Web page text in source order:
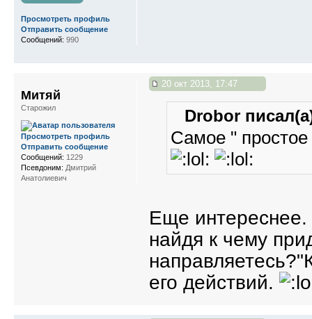
Просмотреть профиль
Отправить сообщение
Сообщений: 990
20 окт 2013, 17:47
Drobor
Самое " простое
Еще интереснее.
найдя к чему
его действий.
Митяй
Старожил
Просмотреть профиль
Отправить сообщение
Сообщений: 1229
Псевдоним: Дмитрий
Анатолиевич